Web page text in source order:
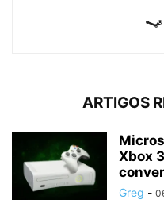
ARTIGOS
Xbox
Greg -